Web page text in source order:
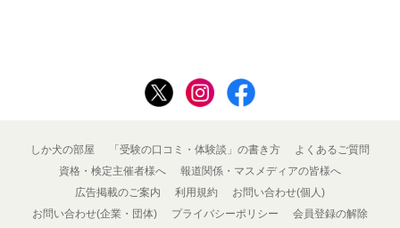
しか犬の部屋 「受験の口コミ・体験談」の書き方
よくあるご質問
資格・検定主催者様へ
報道関係・マスメディアの皆様へ
広告掲載のご案内
利用規約
お問い合わせ(個人)
お問い合わせ(企業・団体)
プライバシーポリシー 会員登録の解除